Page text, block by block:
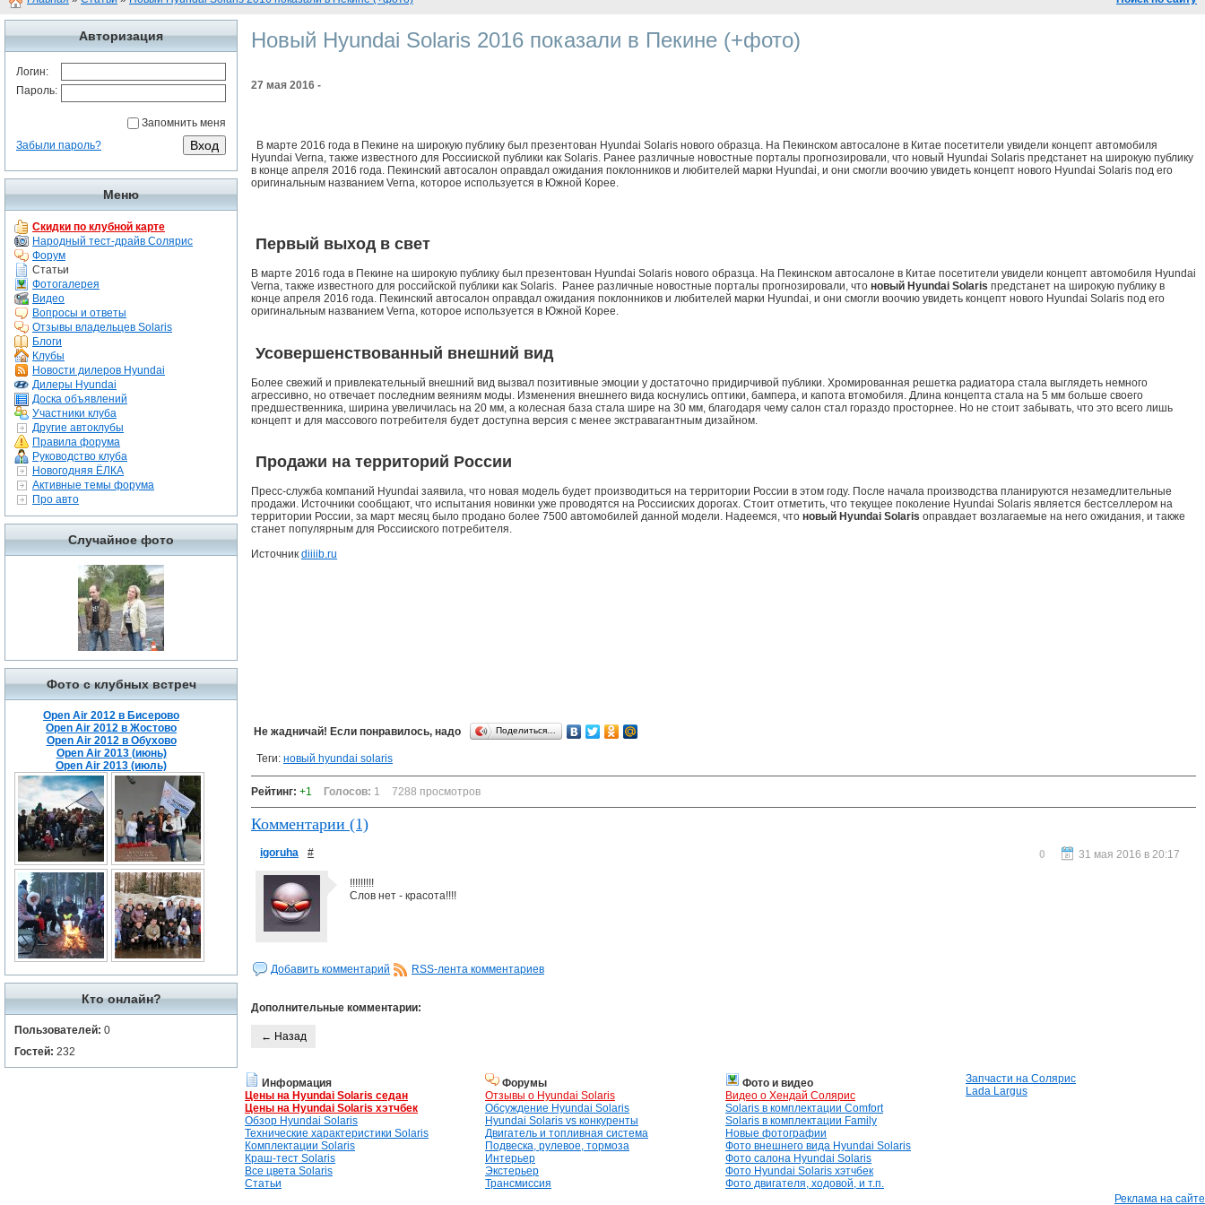
Авторизация
Логин:
Пароль:
Запомнить меня
Забыли пароль?
Меню
Скидки по клубной карте
Народный тест-драйв Солярис
Форум
Статьи
Фотогалерея
Видео
Вопросы и ответы
Отзывы владельцев Solaris
Блоги
Клубы
Новости дилеров Hyundai
Дилеры Hyundai
Доска объявлений
Участники клуба
Другие автоклубы
Правила форума
Руководство клуба
Новогодняя ЁЛКА
Активные темы форума
Про авто
Случайное фото
Фото с клубных встреч
Open Air 2012 в Бисерово
Open Air 2012 в Жостово
Open Air 2012 в Обухово
Open Air 2013 (июнь)
Open Air 2013 (июль)
Кто онлайн?
Пользователей: 0
Гостей: 232
Новый Hyundai Solaris 2016 показали в Пекине (+фото)
27 мая 2016 -
В марте 2016 года в Пекине на широкую публику был презентован Hyundai Solaris нового образца. На Пекинском автосалоне в Китае посетители увидели концепт автомобиля
Hyundai Verna, также известного для Россииской публики как Solaris. Ранее различные новостные порталы прогнозировали, что новый Hyundai Solaris предстанет на широкую публику
в конце апреля 2016 года. Пекинский автосалон оправдал ожидания поклонников и любителей марки Hyundai, и они смогли воочию увидеть концепт нового Hyundai Solaris под его
оригинальным названием Verna, которое используется в Южной Корее.
Первый выход в свет
В марте 2016 года в Пекине на широкую публику был презентован Hyundai Solaris нового образца. На Пекинском автосалоне в Китае посетители увидели концепт автомобиля Hyundai
Verna, также известного для российской публики как Solaris. Ранее различные новостные порталы прогнозировали, что новый Hyundai Solaris предстанет на широкую публику в
конце апреля 2016 года. Пекинский автосалон оправдал ожидания поклонников и любителей марки Hyundai, и они смогли воочию увидеть концепт нового Hyundai Solaris под его
оригинальным названием Verna, которое используется в Южной Корее.
Усовершенствованный внешний вид
Более свежий и привлекательный внешний вид вызвал позитивные эмоции у достаточно придирчивой публики. Хромированная решетка радиатора стала выглядеть немного
агрессивно, но отвечает последним веяниям моды. Изменения внешнего вида коснулись оптики, бампера, и капота втомобиля. Длина концепта стала на 5 мм больше своего
предшественника, ширина увеличилась на 20 мм, а колесная база стала шире на 30 мм, благодаря чему салон стал гораздо просторнее. Но не стоит забывать, что это всего лишь
концепт и для массового потребителя будет доступна версия с менее экстравагантным дизайном.
Продажи на территорий России
Пресс-служба компаний Hyundai заявила, что новая модель будет производиться на территории России в этом году. После начала производства планируются незамедлительные
продажи. Источники сообщают, что испытания новинки уже проводятся на Россииских дорогах. Стоит отметить, что текущее поколение Hyundai Solaris является бестселлером на
территории России, за март месяц было продано более 7500 автомобилей данной модели. Надеемся, что новый Hyundai Solaris оправдает возлагаемые на него ожидания, и также
станет популярным для Россииского потребителя.
Источник diiiib.ru
Не жадничай! Если понравилось, надо Поделиться…
Теги: новый hyundai solaris
Рейтинг: +1 Голосов: 1 7288 просмотров
Комментарии (1)
igoruha # 31 мая 2016 в 20:17
0
!!!!!!!!!
Слов нет - красота!!!!
Добавить комментарий RSS-лента комментариев
Дополнительные комментарии:
← Назад
Информация
Цены на Hyundai Solaris седан
Цены на Hyundai Solaris хэтчбек
Обзор Hyundai Solaris
Технические характеристики Solaris
Комплектации Solaris
Краш-тест Solaris
Все цвета Solaris
Статьи
Форумы
Отзывы о Hyundai Solaris
Обсуждение Hyundai Solaris
Hyundai Solaris vs конкуренты
Двигатель и топливная система
Подвеска, рулевое, тормоза
Интерьер
Экстерьер
Трансмиссия
Фото и видео
Видео о Хендай Солярис
Solaris в комплектации Comfort
Solaris в комплектации Family
Новые фотографии
Фото внешнего вида Hyundai Solaris
Фото салона Hyundai Solaris
Фото Hyundai Solaris хэтчбек
Фото двигателя, ходовой, и т.п.
Запчасти на Солярис
Lada Largus
Реклама на сайте